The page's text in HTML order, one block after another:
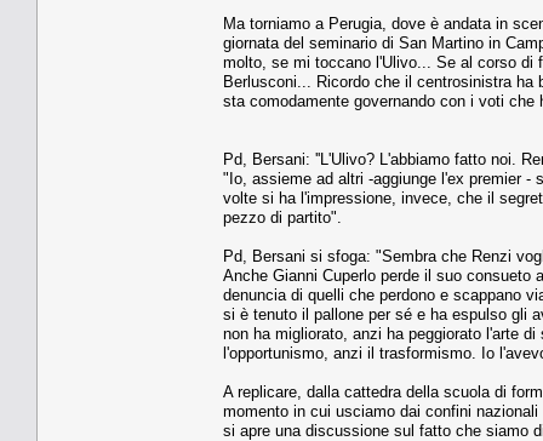
Ma torniamo a Perugia, dove è andata in
giornata del seminario di San Martino in
molto, se mi toccano l'Ulivo... Se al corso di
Berlusconi... Ricordo che il centrosinistra
sta comodamente governando con i voti
Pd, Bersani: ''L'Ulivo? L'abbiamo fatto noi.
"Io, assieme ad altri -aggiunge l'ex premier -
volte si ha l'impressione, invece, che il
pezzo di partito".
Pd, Bersani si sfoga: "Sembra che Renzi
Anche Gianni Cuperlo perde il suo
denuncia di quelli che perdono e scappano
si è tenuto il pallone per sé e ha espulso gli
non ha migliorato, anzi ha peggiorato l'arte
l'opportunismo, anzi il trasformismo. Io
A replicare, dalla cattedra della scuola di
momento in cui usciamo dai confini
si apre una discussione sul fatto che siamo